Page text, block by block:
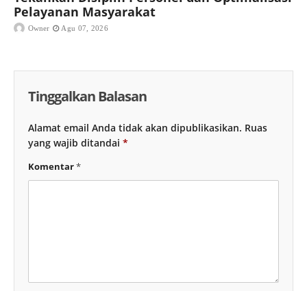
Pelayanan Masyarakat
Owner Agu 07, 2026
Tinggalkan Balasan
Alamat email Anda tidak akan dipublikasikan. Ruas
yang wajib ditandai *
Komentar*